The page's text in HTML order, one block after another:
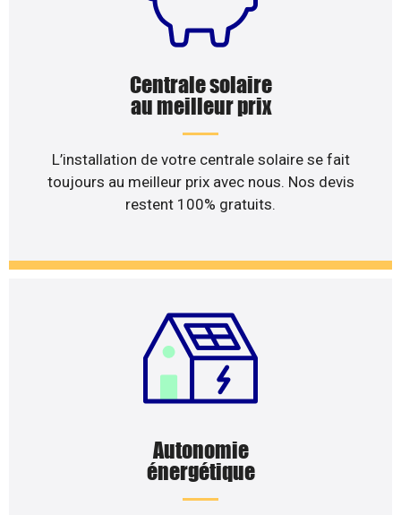
Centrale solaire
au meilleur prix
L’installation de votre centrale solaire se fait
toujours au meilleur prix avec nous. Nos devis
restent 100% gratuits.
Autonomie
énergétique